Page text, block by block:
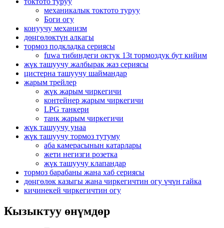
механикалык токтото туруу
Боги огу
конуучу механизм
дөңгөлөктүн алкагы
тормоз подкладка сериясы
fuwa тибиндеги октук 13t тормоздук бут кийим
жүк ташуучу жалбырак жаз сериясы
цистерна ташуучу шаймандар
жарым трейлер
жүк жарым чиркегичи
контейнер жарым чиркегичи
LPG танкери
танк жарым чиркегичи
жүк ташуучу унаа
жүк ташуучу тормоз тутуму
аба камерасынын катарлары
жети негизги розетка
жүк ташуучу клапандар
тормоз барабаны жана хаб сериясы
дөңгөлөк казыгы жана чиркегичтин огу үчүн гайка
кичинекей чиркегичтин огу
Кызыктуу өнүмдөр